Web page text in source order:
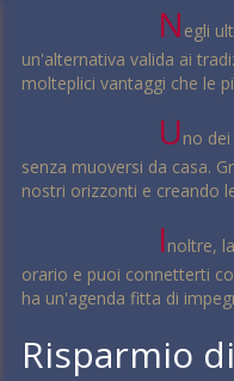
N egli
un'alternativa valida ai
molteplici vantaggi che le
Uno
senza muoversi da casa.
nostri orizzonti e creando
Inoltre,
orario e puoi connetterti
ha un'agenda fitta di
Risparmio